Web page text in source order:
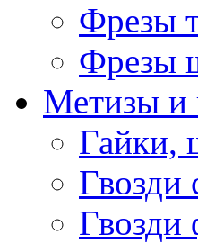
Фрезы
Фрезы
Метизы и
Гайки,
Гвозди